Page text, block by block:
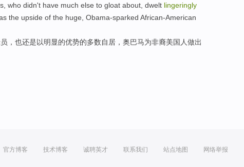
who didn't have much else to gloat about, dwelt lingeringly
the upside of the huge, Obama-sparked African-American
，也还是以明显的优势的多数自居 ，奥巴马为非裔美国 人做出
官方博客 技术博客 诚聘英才 联系我们 站点地图 网络举报